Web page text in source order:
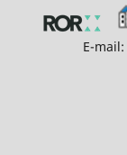
E-mail: